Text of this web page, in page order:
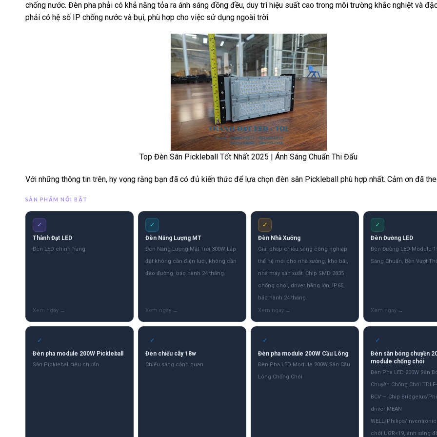
chống nước. Đèn pha phải có khả năng tỏa ra ánh sáng đồng đều, duy trì hiệu suất cao trong môi trường khắc nghiệt và
phải có hệ số IP chống nước và bụi, phù hợp cho việc sử dụng ngoài trời.
Top Đèn Sân Pickleball Tốt Nhất 2025 | Ánh Sáng Chuẩn Thi Đấu
Với những thông tin trên, hy vọng rằng bạn đã có đủ kiến thức để lựa chọn đèn sân Pickleball phù hợp nhất. Cảm ơn đã
SẢN PHẨM NỔI BẬT
✓
Thành Đạt LED
Đèn LED chính hãng
✓
Đèn Năng Lượng MT
Đèn Năng Lượng Mặt Trời 300W Lắp
đặt không cần điện lưới, không cần
đào đường, bảo hành 24 tháng.
✓
Đèn Nhà Xưởng
Giải pháp chiếu sáng công nghiệp
thế hệ mới cho nhà xưởng, kho bãi,
nhà máy sản xuất. Chip SMD 2835
chống chói, driver hãng lớn, IP65,
bảo hành 24 tháng.
✓
Đèn Đường LED
Đèn Đường LED Module
Sáng Chuẩn, Bền Vượt
✓
Đèn pha module 200W Pickleball
Sân Pickleball tiêu chuẩn
✓
Đèn chiếu cây 18w
Chiếu sáng cảnh quan
✓
Đèn pha module 200W Cầu Lông
Đèn Pha LED Module 200W Sân Cầu
Lông Chống Chói
✓
Đèn sân bóng chuyền
module chống chói
Đèn Pha LED 200W Sân
Chuyền Chống Chói
BCV — Chip Bridgelux/
driver MEAN
WELL/Philips/
chói UGR<19, ánh sáng